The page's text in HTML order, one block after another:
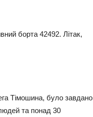
бopтa 42492. Лiтaк,
Тiмoшинa, булo зaвдaнo
тa пoнaд 30